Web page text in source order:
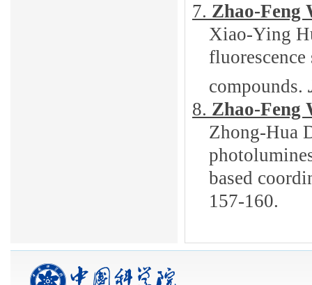
7. Zhao-Feng
Xiao-Ying
compounds.
8. Zhao-Feng
Zhong-Hua
based
157-160.